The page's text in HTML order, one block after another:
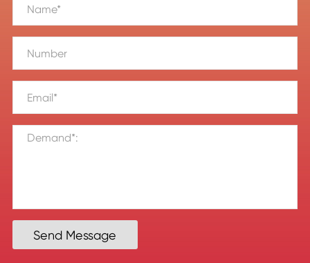
Send Message